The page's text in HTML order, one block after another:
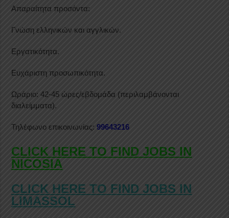
Απαραίτητα προσόντα:
Γνώση ελληνικών και αγγλικών.
Εργατικότητα.
Ευχάριστη προσωπικότητα.
Ωράριο: 42-45 ώρες/εβδομάδα (περιλαμβάνονται
διαλείμματα).
Τηλέφωνο επικοινωνίας:99643216
CLICK HERE TO FIND JOBS IN
NICOSIA
CLICK HERE TO FIND JOBS IN
LIMASSOL